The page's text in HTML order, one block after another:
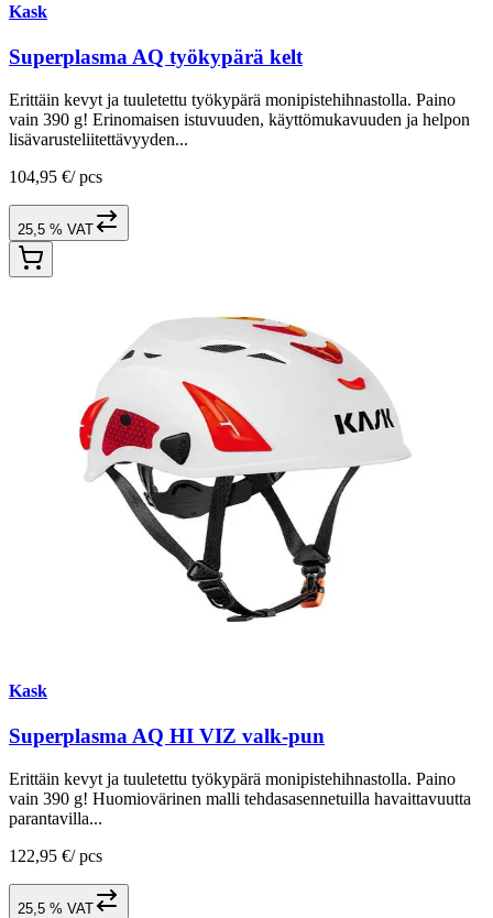
Kask
Superplasma AQ työkypärä kelt
Erittäin kevyt ja tuuletettu työkypärä monipistehihnastolla. Paino
vain 390 g! Erinomaisen istuvuuden, käyttömukavuuden ja helpon
lisävarusteliitettävyyden...
104,95 €/ pcs
25,5 % VAT
Kask
Superplasma AQ HI VIZ valk-pun
Erittäin kevyt ja tuuletettu työkypärä monipistehihnastolla. Paino
vain 390 g! Huomiovärinen malli tehdasasennetuilla havaittavuutta
parantavilla...
122,95 €/ pcs
25,5 % VAT